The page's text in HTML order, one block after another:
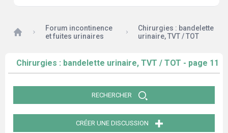
Accueil
Forum incontinence
et fuites urinaires
Chirurgies : bandelette
urinaire, TVT / TOT
Chirurgies : bandelette urinaire, TVT / TOT - page 11
RECHERCHER
CRÉER UNE DISCUSSION